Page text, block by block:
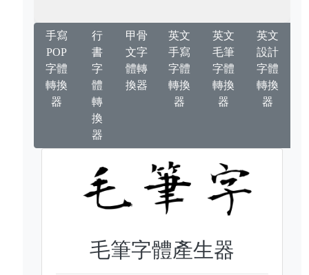
手寫
POP
字體
轉換
器
行
書
字
體
轉
換
器
甲骨
文字
體轉
換器
英文
手寫
字體
轉換
器
英文
毛筆
字體
轉換
器
英文
設計
字體
轉換
器
毛筆字體產生器